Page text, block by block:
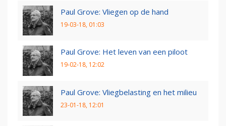
Paul Grove: Vliegen op de hand
19-03-18, 01:03
Paul Grove: Het leven van een piloot
19-02-18, 12:02
Paul Grove: Vliegbelasting en het milieu
23-01-18, 12:01